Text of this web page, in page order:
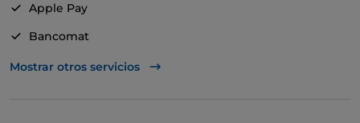
Apple Pay
Bancomat
Diners Club
Mostrar otros servicios